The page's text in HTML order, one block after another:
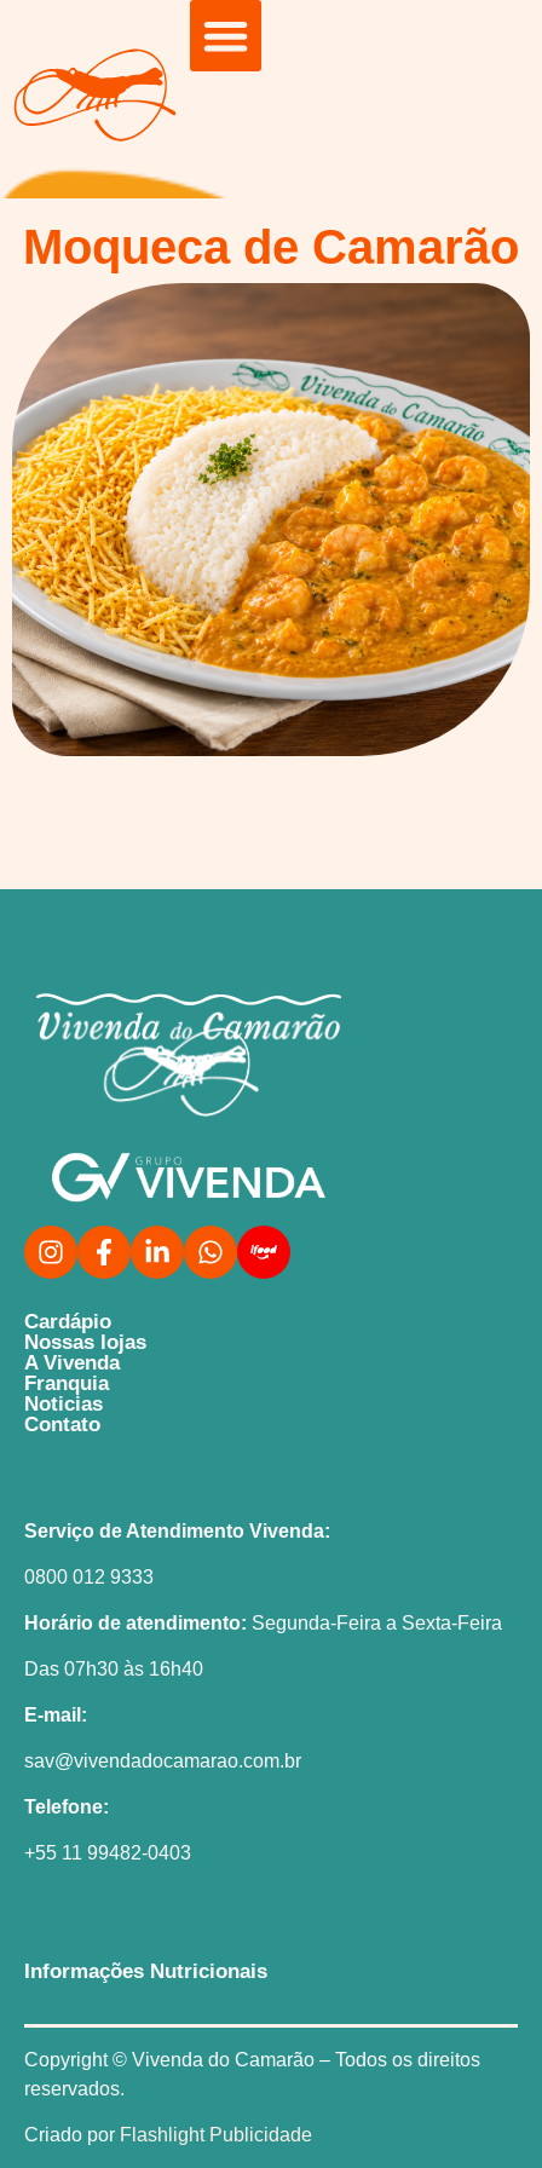
Moqueca de Camarão
Cardápio
Nossas lojas
A Vivenda
Franquia
Noticias
Contato
Serviço de Atendimento Vivenda:
0800 012 9333
Horário de atendimento: Segunda-Feira a Sexta-Feira
Das 07h30 às 16h40
E-mail:
sav@vivendadocamarao.com.br
Telefone:
+55 11 99482-0403
Informações Nutricionais
Copyright © Vivenda do Camarão – Todos os direitos
reservados.
Criado por Flashlight Publicidade